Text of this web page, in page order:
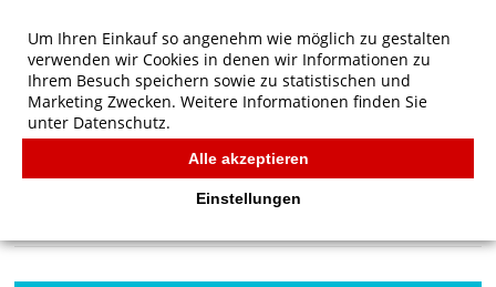
Fruit of the Loom Klassischer Kapuzen-Sweatshirt
FRUIT OF THE LOOM
Um Ihren Einkauf so angenehm wie möglich zu gestalten
verwenden wir Cookies in denen wir Informationen zu
Ihrem Besuch speichern sowie zu statistischen und
Marketing Zwecken. Weitere Informationen finden Sie
unter Datenschutz.
Alle akzeptieren
Einstellungen